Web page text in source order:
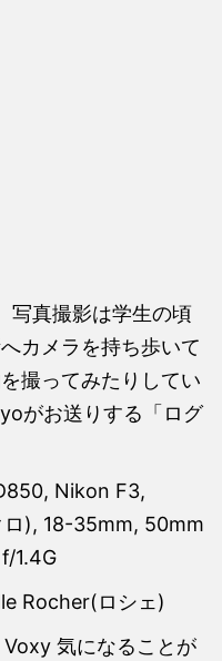
写真撮影は学生の頃
カメラを持ち歩いて
撮ってみたりしてい
がお送りする「ログ
Nikon F3,
), 18-35mm, 50mm
1.4G
Rocher(ロシェ)
気になることが